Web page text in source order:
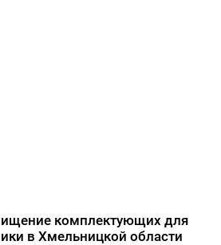
комплектующих для
в Хмельницкой области